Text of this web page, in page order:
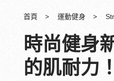
首頁 運動健身
時尚健身
的肌耐力！